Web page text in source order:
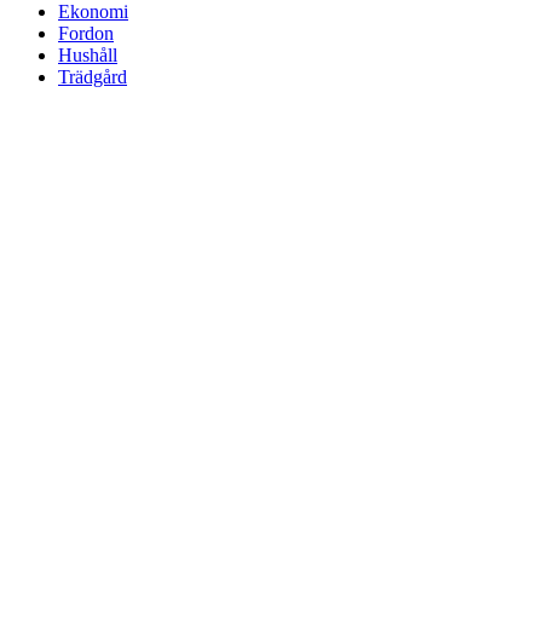
Ekonomi
Fordon
Hushåll
Trädgård